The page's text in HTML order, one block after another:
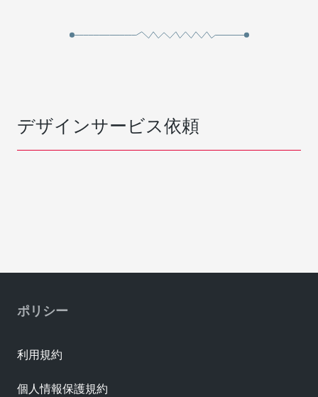
デザインサービス依頼
ポリシー
利用規約
個人情報保護規約